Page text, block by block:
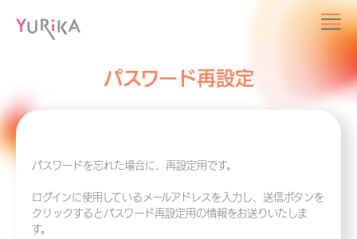
パスワード再設定
パスワードを忘れた場合に、再設定用です。
ログインに使用しているメールアドレスを入力し、送信ボタンを
クリックするとパスワード再設定用の情報をお送りいたしま
す。